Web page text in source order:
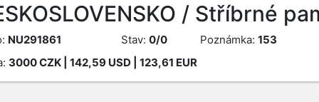
/ Stříbrné
NU291861 Stav: 0/0 Poznámka: 153
3000CZK| 142,59 USD | 123,61 EUR